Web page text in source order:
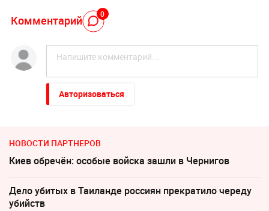
Комментарий 0
Авторизоваться
НОВОСТИ ПАРТНЕРОВ
Киев обречён: особые войска зашли в Чернигов
Дело убитых в Таиланде россиян прекратило череду
убийств